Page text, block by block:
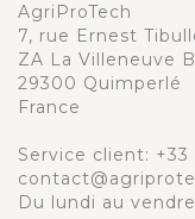
AgriProTech
7, rue Ernest
ZA La Villeneuve
29300 Quimperlé
France
Service client:
Du lundi au